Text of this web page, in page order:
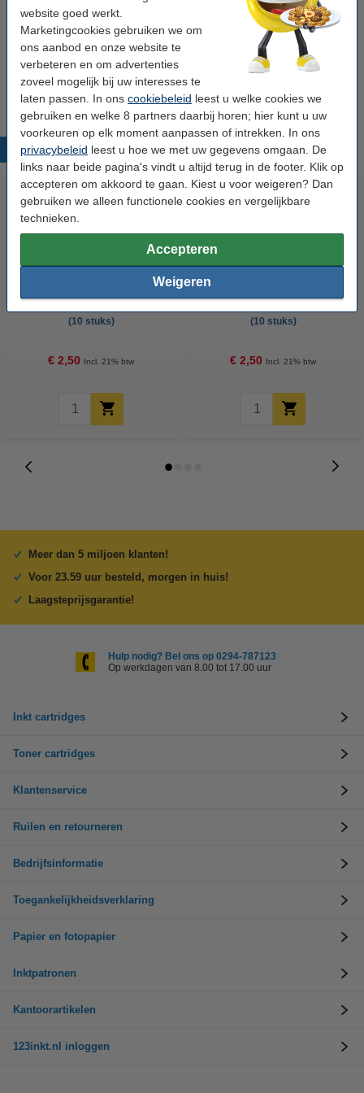
website goed werkt.
Marketingcookies gebruiken we om
ons aanbod en onze website te
verbeteren en om advertenties
zoveel mogelijk bij uw interesses te
laten passen. In ons cookiebeleid leest u welke cookies we
gebruiken en welke 8 partners daarbij horen; hier kunt u uw
voorkeuren op elk moment aanpassen of intrekken. In ons
privacybeleid leest u hoe we met uw gegevens omgaan. De
links naar beide pagina's vindt u altijd terug in de footer. Klik op
accepteren om akkoord te gaan. Kiest u voor weigeren? Dan
gebruiken we alleen functionele cookies en vergelijkbare
technieken.
Accepteren
Weigeren
Winstpakker!
Aanbieding: 3x 123inkt magneten 15 mm blauw
(10 stuks)
€ 6,95
Populaire producten
123inkt magneten 15 mm rood
(10 stuks)
€ 2,50 Incl. 21% btw
123inkt magneten 15 mm geel
(10 stuks)
€ 2,50 Incl. 21% btw
Meer dan 5 miljoen klanten!
Voor 23.59 uur besteld, morgen in huis!
Laagsteprijsgarantie!
Hulp nodig? Bel ons op 0294-787123
Op werkdagen van 8.00 tot 17.00 uur
Inkt cartridges
Toner cartridges
Klantenservice
Ruilen en retourneren
Bedrijfsinformatie
Toegankelijkheidsverklaring
Papier en fotopapier
Inktpatronen
Kantoorartikelen
123inkt.nl inloggen